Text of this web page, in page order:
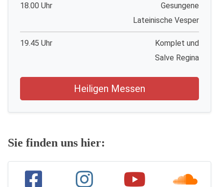
18.00 Uhr
Gesungene
Lateinische Vesper
19.45 Uhr
Komplet und
Salve Regina
Heiligen Messen
Sie finden uns hier: